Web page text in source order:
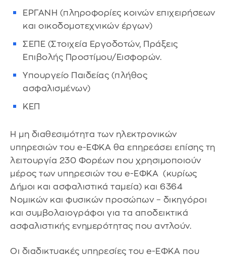
ΕΡΓΑΝΗ (πληροφορίες κοινών επιχειρήσεων
και οικοδομοτεχνικών έργων)
ΣΕΠΕ (Στοιχεία Εργοδοτών, Πράξεις
Επιβολής Προστίμου/Εισφορών.
Υπουργείο Παιδείας (πλήθος
ασφαλισμένων)
ΚΕΠ
Η μη διαθεσιμότητα των ηλεκτρονικών
υπηρεσιών του e-ΕΦΚΑ θα επηρεάσει επίσης τη
λειτουργία 230 Φορέων που χρησιμοποιούν
μέρος των υπηρεσιών του e-ΕΦΚΑ (κυρίως
Δήμοι και ασφαλιστικά ταμεία) και 6364
Νομικών και φυσικών προσώπων – δικηγόροι
και συμβολαιογράφοι για τα αποδεικτικά
ασφαλιστικής ενημερότητας που αντλούν.
Οι διαδικτυακές υπηρεσίες του e-ΕΦΚΑ που